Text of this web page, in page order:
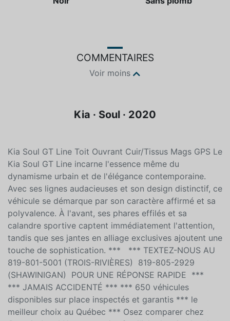
Kia Soul GT Line Toit Ouvrant Cuir/Tissus Mags GPS Le
Kia Soul GT Line incarne l'essence même du
dynamisme urbain et de l'élégance contemporaine.
Avec ses lignes audacieuses et son design distinctif, ce
véhicule se démarque par son caractère affirmé et sa
polyvalence. À l'avant, ses phares effilés et sa
calandre sportive captent immédiatement l'attention,
tandis que ses jantes en alliage exclusives ajoutent une
touche de sophistication. *** *** TEXTEZ-NOUS AU
819-801-5001 (TROIS-RIVIÈRES) 819-805-2929
(SHAWINIGAN) POUR UNE RÉPONSE RAPIDE ***
*** JAMAIS ACCIDENTÉ *** *** 650 véhicules